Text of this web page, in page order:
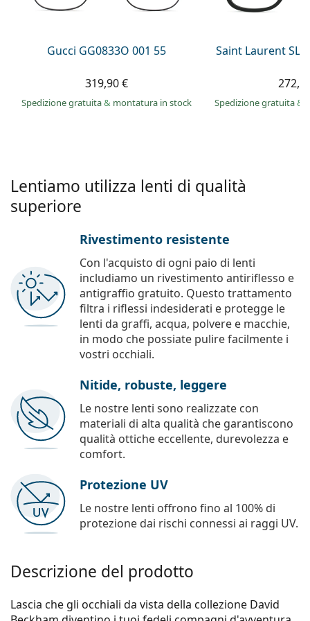
Persol
è offline
Gucci GG0833O 001 55
319,90 €
Spedizione gratuita& montatura in stock
Saint Laurent SL
Spedizione gratuita&
Lentiamo utilizza lenti di qualità
superiore
Rivestimento resistente
Con l'acquisto di ogni paio di lenti
includiamo un rivestimento antiriflesso e
antigraffio gratuito. Questo trattamento
filtra i riflessi indesiderati e protegge le
lenti da graffi, acqua, polvere e macchie,
in modo che possiate pulire facilmente i
vostri occhiali.
Nitide, robuste, leggere
Le nostre lenti sono realizzate con
materiali di alta qualità che garantiscono
qualità ottiche eccellente, durevolezza e
comfort.
Protezione UV
Le nostre lenti offrono fino al 100% di
protezione dai rischi connessi ai raggi UV.
Descrizione del prodotto
Lascia che gli occhiali da vista della collezione David